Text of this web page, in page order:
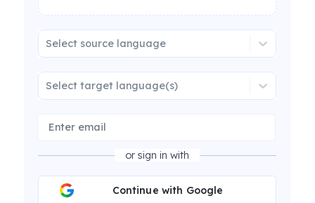
Select source language
Select target language(s)
or sign in with
Continue with Google